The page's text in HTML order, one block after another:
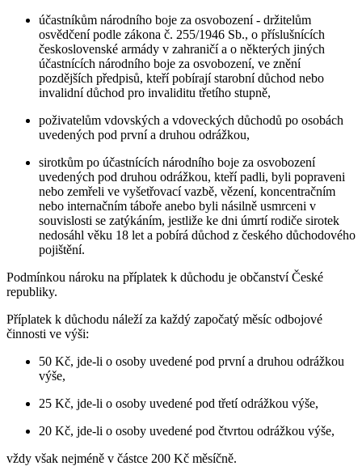
účastníkům národního boje za osvobození - držitelům
osvědčení podle zákona č. 255/1946 Sb., o příslušnících
československé armády v zahraničí a o některých jiných
účastnících národního boje za osvobození, ve znění
pozdějších předpisů, kteří pobírají starobní důchod nebo
invalidní důchod pro invaliditu třetího stupně,
poživatelům vdovských a vdoveckých důchodů po osobách
uvedených pod první a druhou odrážkou,
sirotkům po účastnících národního boje za osvobození
uvedených pod druhou odrážkou, kteří padli, byli popraveni
nebo zemřeli ve vyšetřovací vazbě, vězení, koncentračním
nebo internačním táboře anebo byli násilně usmrceni v
souvislosti se zatýkáním, jestliže ke dni úmrtí rodiče sirotek
nedosáhl věku 18 let a pobírá důchod z českého důchodového
pojištění.
Podmínkou nároku na příplatek k důchodu je občanství České
republiky.
Příplatek k důchodu náleží za každý započatý měsíc odbojové
činnosti ve výši:
50 Kč, jde-li o osoby uvedené pod první a druhou odrážkou
výše,
25 Kč, jde-li o osoby uvedené pod třetí odrážkou výše,
20 Kč, jde-li o osoby uvedené pod čtvrtou odrážkou výše,
vždy však nejméně v částce 200 Kč měsíčně.